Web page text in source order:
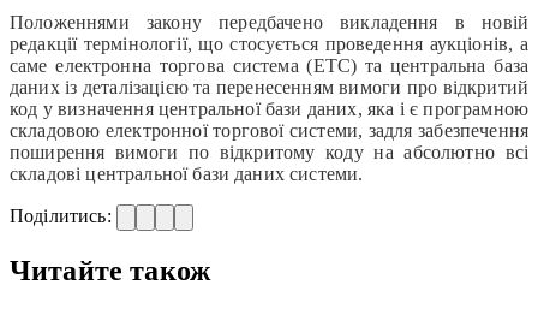
Положеннями закону передбачено викладення в новій
редакції термінології, що стосується проведення аукціонів, а
саме електронна торгова система (ЕТС) та центральна база
даних із деталізацією та перенесенням вимоги про відкритий
код у визначення центральної бази даних, яка і є програмною
складовою електронної торгової системи, задля забезпечення
поширення вимоги по відкритому коду на абсолютно всі
складові центральної бази даних системи.
Поділитись:
Читайте також